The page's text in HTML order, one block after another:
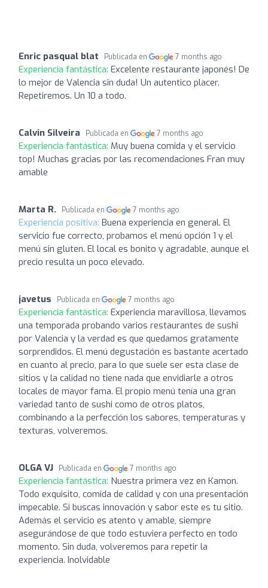
Enric pasqual blat Publicada en 7 months ago
Experiencia fantástica: Excelente restaurante japonés! De
lo mejor de Valencia sin duda! Un autentico placer.
Repetiremos. Un 10 a todo.
Calvin Silveira Publicada en 7 months ago
Experiencia fantástica: Muy buena comida y el servicio
top! Muchas gracias por las recomendaciones Fran muy
amable
Marta R. Publicada en 7 months ago
Experiencia positiva: Buena experiencia en general. El
servicio fue correcto, probamos el menú opción 1 y el
menú sin gluten. El local es bonito y agradable, aunque el
precio resulta un poco elevado.
javetus Publicada en 7 months ago
Experiencia fantástica: Experiencia maravillosa, llevamos
una temporada probando varios restaurantes de sushi
por Valencia y la verdad es que quedamos gratamente
sorprendidos. El menú degustación es bastante acertado
en cuanto al precio, para lo que suele ser esta clase de
sitios y la calidad no tiene nada que envidiarle a otros
locales de mayor fama. El propio menú tenía una gran
variedad tanto de sushi como de otros platos,
combinando a la perfección los sabores, temperaturas y
texturas, volveremos.
OLGA VJ Publicada en 7 months ago
Experiencia fantástica: Nuestra primera vez en Kamon.
Todo exquisito, comida de calidad y con una presentación
impecable. Si buscas innovación y sabor este es tu sitio.
Además el servicio es atento y amable, siempre
asegurándose de que todo estuviera perfecto en todo
momento. Sin duda, volveremos para repetir la
experiencia. Inolvidable